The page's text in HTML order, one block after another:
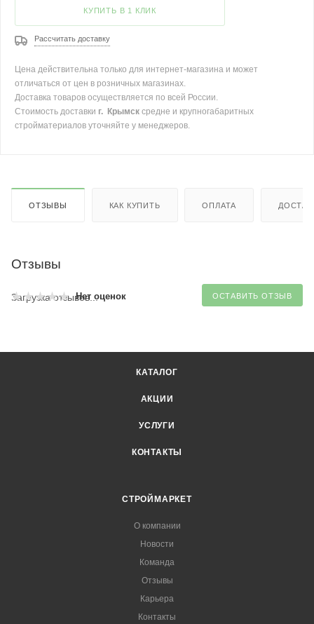
КУПИТЬ В 1 КЛИК
Рассчитать доставку
Цена действительна только для интернет-магазина и может
отличаться от цен в розничных магазинах.
Доставка товаров осуществляется по всей России.
Стоимость доставки г. Крымск средне и крупногабаритных
стройматериалов уточняйте у менеджеров.
ОТЗЫВЫ КАК КУПИТЬ ОПЛАТА
Отзывы
Нет оценок ОСТАВИТЬ ОТЗЫВ
Загрузка отзывов...
КАТАЛОГ
АКЦИИ
УСЛУГИ
КОНТАКТЫ
СТРОЙМАРКЕТ
О компании
Новости
Команда
Отзывы
Карьера
Контакты